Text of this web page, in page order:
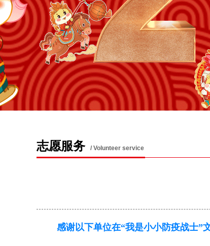
志愿服务 / Volunteer service
感谢以下单位在“我是小小防疫战士”文